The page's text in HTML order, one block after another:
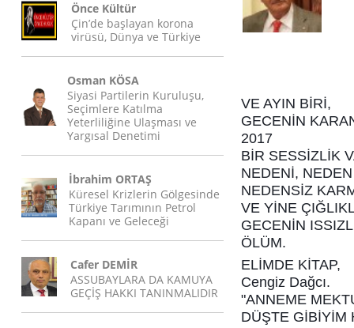
Önce Kültür
Çin’de başlayan korona
virüsü, Dünya ve Türkiye
Osman KÖSA
Siyasi Partilerin Kuruluşu,
Seçimlere Katılma
Yeterliliğine Ulaşması ve
Yargısal Denetimi
İbrahim ORTAŞ
Küresel Krizlerin Gölgesinde
Türkiye Tarımının Petrol
Kapanı ve Geleceği
Cafer DEMİR
ASSUBAYLARA DA KAMUYA
GEÇİŞ HAKKI TANINMALIDIR
VE AYIN BİRİ,
GECENİN
2017
BİR SESSİZLİK
NEDENİ,
NEDENSİZ
VE YİNE
GECENİN
ÖLÜM.
ELİMDE KİTAP,
Cengiz Dağcı.
"ANNEME
DÜŞTE GİBİYİM